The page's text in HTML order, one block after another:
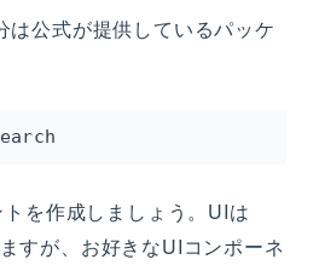
公式が提供しているパッケ
を作成しましょう。UIは
すが、お好きなUIコンポーネ